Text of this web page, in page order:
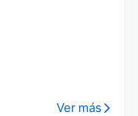
Ver más